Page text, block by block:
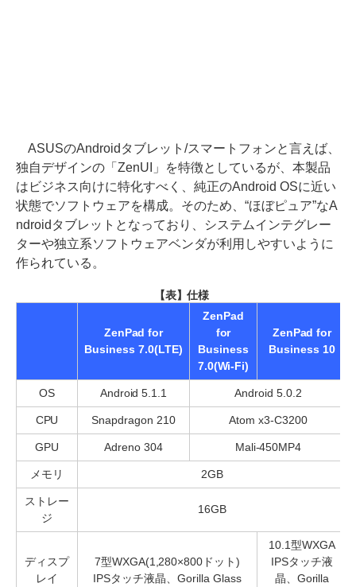
ASUSのAndroidタブレット/スマートフォンと言えば、
独自デザインの「ZenUI」を特徴としているが、本製品
はビジネス向けに特化すべく、純正のAndroid OSに近い
状態でソフトウェアを構成。そのため、“ほぼピュア”なA
ndroidタブレットとなっており、システムインテグレー
ターや独立系ソフトウェアベンダが利用しやすいように
作られている。
【表】仕様
ZenPad for
Business 7.0(LTE)
ZenPad
for
Business
7.0(Wi-Fi)
ZenPad for
Business 10
OS Android 5.1.1 Android 5.0.2
CPU Snapdragon 210 Atom x3-C3200
GPU Adreno 304 Mali-450MP4
メモリ 2GB
ストレー
ジ
16GB
ディスプ
レイ
7型WXGA(1,280×800ドット)
IPSタッチ液晶、Gorilla Glass
10.1型WXGA
IPSタッチ液
晶、Gorilla